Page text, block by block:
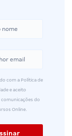
com a Política de
e aceito
comunicações do
Online.